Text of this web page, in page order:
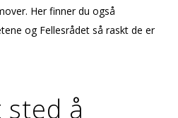
Her finner du også
og Fellesrådet så raskt de er
sted å